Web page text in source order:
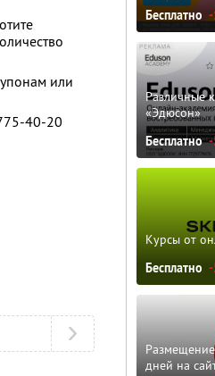
или
40-20
Бесплатно
Различные
«Эдюсон»
Бесплатно
Курсы от
Бесплатно
дней на